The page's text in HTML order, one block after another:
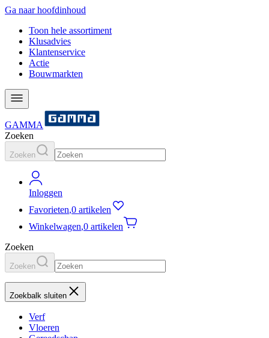
Ga naar hoofdinhoud
Toon hele assortiment
Klusadvies
Klantenservice
Actie
Bouwmarkten
GAMMA
Zoeken
Zoeken
Inloggen
Favorieten,0 artikelen
Winkelwagen,0 artikelen
Zoeken
Zoeken
Zoekbalk sluiten
Verf
Vloeren